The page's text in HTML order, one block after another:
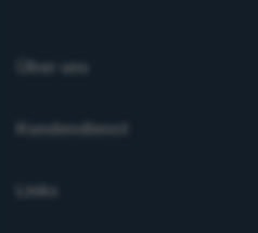
Über uns
Kundendienst
Links